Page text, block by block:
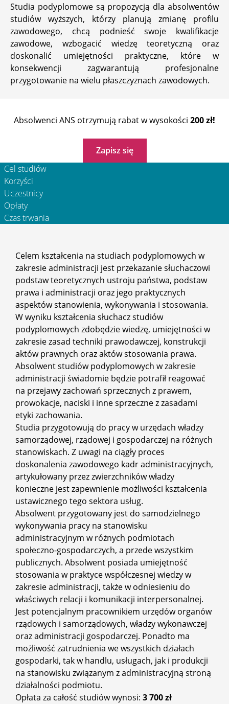
Studia podyplomowe są propozycją dla absolwentów
studiów wyższych, którzy planują zmianę profilu
zawodowego, chcą podnieść swoje kwalifikacje
zawodowe, wzbogacić wiedzę teoretyczną oraz
doskonalić umiejętności praktyczne, które w
konsekwencji zagwarantują profesjonalne
przygotowanie na wielu płaszczyznach zawodowych.
Absolwenci ANS otrzymują rabat w wysokości 200 zł!
Zapisz się
Cel studiów
Korzyści
Uczestnicy
Opłaty
Czas trwania
Celem kształcenia na studiach podyplomowych w
zakresie administracji jest przekazanie słuchaczowi
podstaw teoretycznych ustroju państwa, podstaw
prawa i administracji oraz jego praktycznych
aspektów stanowienia, wykonywania i stosowania.
W wyniku kształcenia słuchacz studiów
podyplomowych zdobędzie wiedzę, umiejętności w
zakresie zasad techniki prawodawczej, konstrukcji
aktów prawnych oraz aktów stosowania prawa.
Absolwent studiów podyplomowych w zakresie
administracji świadomie będzie potrafił reagować
na przejawy zachowań sprzecznych z prawem,
prowokacje, naciski i inne sprzeczne z zasadami
etyki zachowania.
Studia przygotowują do pracy w urzędach władzy
samorządowej, rządowej i gospodarczej na różnych
stanowiskach. Z uwagi na ciągły proces
doskonalenia zawodowego kadr administracyjnych,
artykułowany przez zwierzchników władzy
konieczne jest zapewnienie możliwości kształcenia
ustawicznego tego sektora usług.
Absolwent przygotowany jest do samodzielnego
wykonywania pracy na stanowisku
administracyjnym w różnych podmiotach
społeczno-gospodarczych, a przede wszystkim
publicznych. Absolwent posiada umiejętność
stosowania w praktyce współczesnej wiedzy w
zakresie administracji, także w odniesieniu do
właściwych relacji i komunikacji interpersonalnej.
Jest potencjalnym pracownikiem urzędów organów
rządowych i samorządowych, władzy wykonawczej
oraz administracji gospodarczej. Ponadto ma
możliwość zatrudnienia we wszystkich działach
gospodarki, tak w handlu, usługach, jak i produkcji
na stanowisku związanym z administracyjną stroną
działalności podmiotu.
Opłata za całość studiów wynosi: 3 700 zł